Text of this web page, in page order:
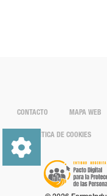
CONTACTO MAPA WEB
POLÍTICA DE COOKIES